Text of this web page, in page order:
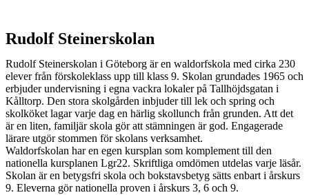
Rudolf Steinerskolan
Rudolf Steinerskolan i Göteborg är en waldorfskola med cirka 230
elever från förskoleklass upp till klass 9. Skolan grundades 1965 och
erbjuder undervisning i egna vackra lokaler på Tallhöjdsgatan i
Kålltorp. Den stora skolgården inbjuder till lek och spring och
skolköket lagar varje dag en härlig skollunch från grunden. Att det
är en liten, familjär skola gör att stämningen är god. Engagerade
lärare utgör stommen för skolans verksamhet.
Waldorfskolan har en egen kursplan som komplement till den
nationella kursplanen Lgr22. Skriftliga omdömen utdelas varje läsår.
Skolan är en betygsfri skola och bokstavsbetyg sätts enbart i årskurs
9. Eleverna gör nationella proven i årskurs 3, 6 och 9.